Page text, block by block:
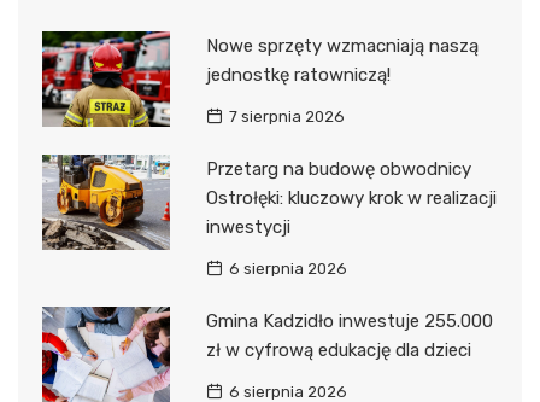
Nowe sprzęty wzmacniają naszą
jednostkę ratowniczą!
7 sierpnia 2026
Przetarg na budowę obwodnicy
Ostrołęki: kluczowy krok w realizacji
inwestycji
6 sierpnia 2026
Gmina Kadzidło inwestuje 255.000
zł w cyfrową edukację dla dzieci
6 sierpnia 2026